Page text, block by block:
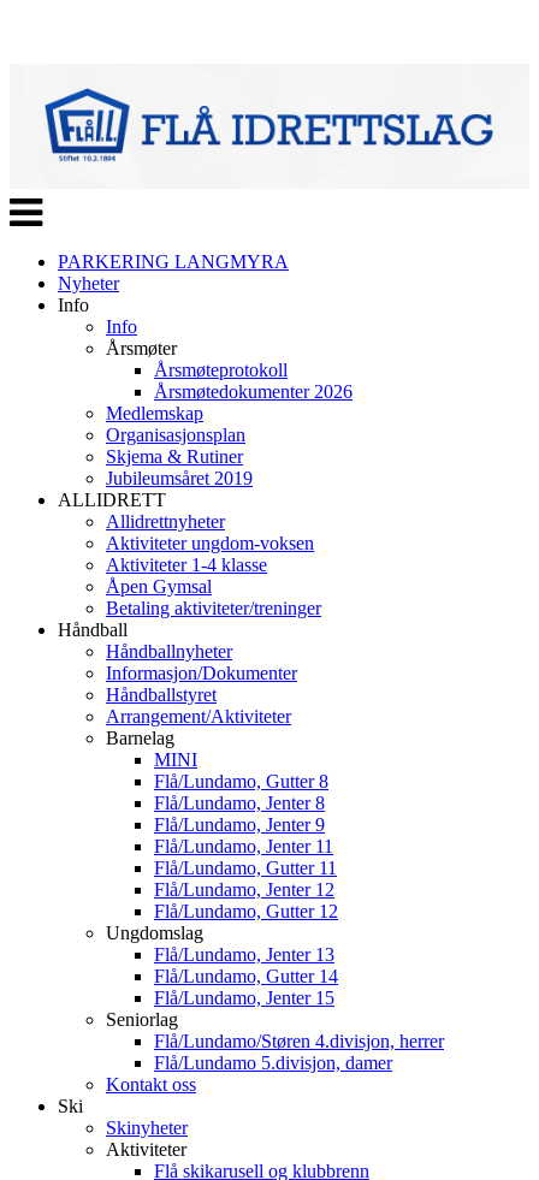
Veksle
navigasjon
PARKERING LANGMYRA
Nyheter
Info
Info
Årsmøter
Årsmøteprotokoll
Årsmøtedokumenter 2026
Medlemskap
Organisasjonsplan
Skjema & Rutiner
Jubileumsåret 2019
ALLIDRETT
Allidrettnyheter
Aktiviteter ungdom-voksen
Aktiviteter 1-4 klasse
Åpen Gymsal
Betaling aktiviteter/treninger
Håndball
Håndballnyheter
Informasjon/Dokumenter
Håndballstyret
Arrangement/Aktiviteter
Barnelag
MINI
Flå/Lundamo, Gutter 8
Flå/Lundamo, Jenter 8
Flå/Lundamo, Jenter 9
Flå/Lundamo, Jenter 11
Flå/Lundamo, Gutter 11
Flå/Lundamo, Jenter 12
Flå/Lundamo, Gutter 12
Ungdomslag
Flå/Lundamo, Jenter 13
Flå/Lundamo, Gutter 14
Flå/Lundamo, Jenter 15
Seniorlag
Flå/Lundamo/Støren 4.divisjon, herrer
Flå/Lundamo 5.divisjon, damer
Kontakt oss
Ski
Skinyheter
Aktiviteter
Flå skikarusell og klubbrenn